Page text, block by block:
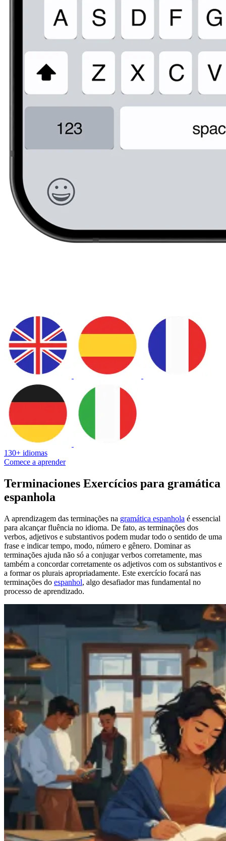
130+ idiomas
Comece a aprender
Terminaciones Exercícios para gramática
espanhola
A aprendizagem das terminações na gramática espanhola é essencial
para alcançar fluência no idioma. De fato, as terminações dos
verbos, adjetivos e substantivos podem mudar todo o sentido de uma
frase e indicar tempo, modo, número e gênero. Dominar as
terminações ajuda não só a conjugar verbos corretamente, mas
também a concordar corretamente os adjetivos com os substantivos e
a formar os plurais apropriadamente. Este exercício focará nas
terminações do espanhol, algo desafiador mas fundamental no
processo de aprendizado.